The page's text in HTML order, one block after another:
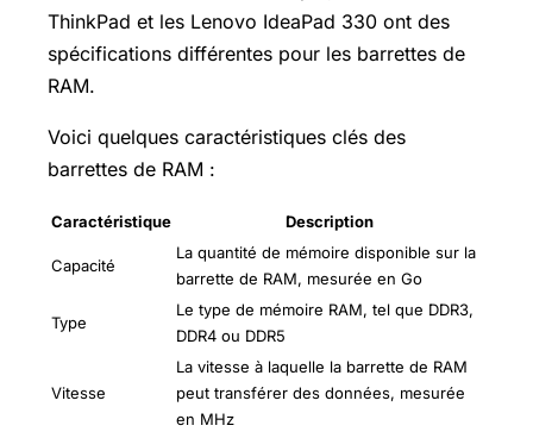
ThinkPad et les Lenovo IdeaPad 330 ont des
spécifications différentes pour les barrettes de
RAM.
Voici quelques caractéristiques clés des
barrettes de RAM :
Caractéristique Description
Capacité
La quantité de mémoire disponible sur la
barrette de RAM, mesurée en Go
Type
Le type de mémoire RAM, tel que DDR3,
DDR4 ou DDR5
Vitesse
La vitesse à laquelle la barrette de RAM
peut transférer des données, mesurée
en MHz